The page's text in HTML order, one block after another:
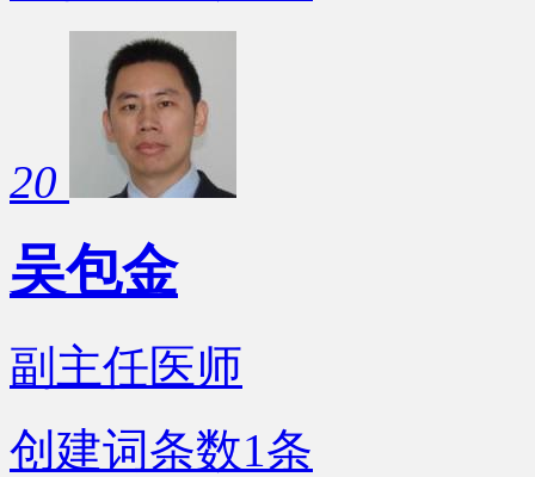
20
吴包金
副主任医师
创建词条数1 条